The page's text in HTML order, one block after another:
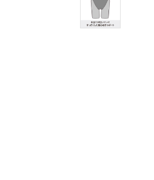
ライフスタイルグッズ